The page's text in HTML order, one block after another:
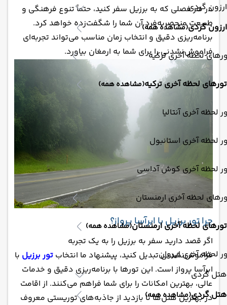
ارزون گردی
ارزون گردی(مشاهده همه)
لحظه آخری ترکیه
تورهای لحظه آخری ترکیه(مشاهده همه)
لحظه آخری آنتالیا
لحظه آخری استانبول
لحظه آخری کوش آداسی
لحظه آخری ارمنستان
تورهای لحظه آخری ارمنستان(مشاهده همه)
لحظه آخری ایروان
هتل گردی
هتل گردی(مشاهده همه)
در هر فصلی که به برزیل سفر کنید، حتماً تنوع فرهنگی و
طبیعت منحصربه‌فرد آن شما را شگفت‌زده خواهد کرد.
برنامه‌ریزی دقیق و انتخاب زمان مناسب می‌تواند تجربه‌ای
فراموش‌نشدنی را برای شما به ارمغان بیاورد.
چرا تور برزیل با ابرآسا پرواز؟
اگر قصد دارید سفر به برزیل را به یک تجربه
فراموش‌نشدنی تبدیل کنید، پیشنهاد ما انتخاب تور برزیل با
ابرآسا پرواز است. این تورها با برنامه‌ریزی دقیق و خدمات
عالی، بهترین امکانات را برای شما فراهم می‌کنند. از اقامت
در بهترین هتل‌ها تا بازدید از جاذبه‌های توریستی معروف